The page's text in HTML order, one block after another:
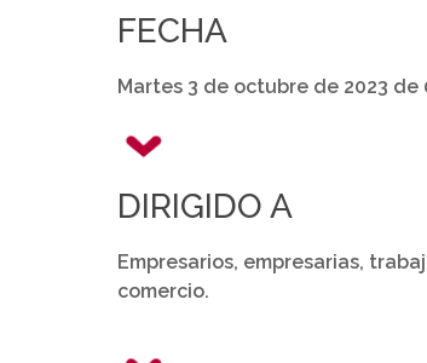
FECHA
Martes 3 de octubre de 2023 de
DIRIGIDO A
Empresarios, empresarias,
comercio.